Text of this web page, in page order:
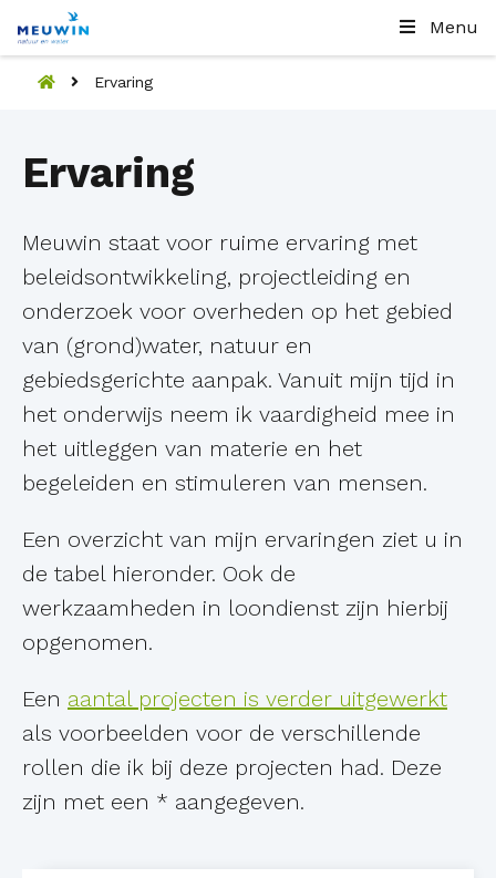
Menu
Ervaring
Ervaring
Meuwin staat voor ruime ervaring met
beleidsontwikkeling, projectleiding en
onderzoek voor overheden op het gebied
van (grond)water, natuur en
gebiedsgerichte aanpak. Vanuit mijn tijd in
het onderwijs neem ik vaardigheid mee in
het uitleggen van materie en het
begeleiden en stimuleren van mensen.
Een overzicht van mijn ervaringen ziet u in
de tabel hieronder. Ook de
werkzaamheden in loondienst zijn hierbij
opgenomen.
Een aantal projecten is verder uitgewerkt
als voorbeelden voor de verschillende
rollen die ik bij deze projecten had. Deze
zijn met een * aangegeven.